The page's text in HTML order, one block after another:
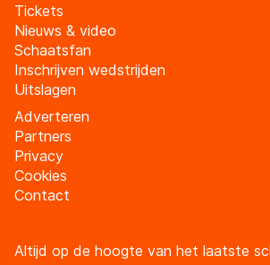
Tickets
Nieuws & video
Schaatsfan
Inschrijven wedstrijden
Uitslagen
Adverteren
Partners
Privacy
Cookies
Contact
Altijd op de hoogte van het laatste